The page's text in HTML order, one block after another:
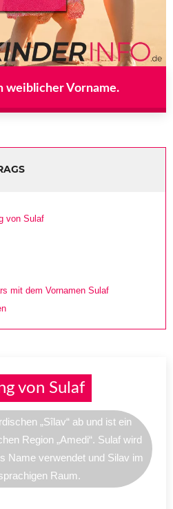
weiblicher Vorname.
von Sulaf
mit dem Vornamen Sulaf
von Sulaf
„Sîlav“ ab und ist ein
Region „Amedi“. Sulaf wird
Name verwendet und Silav im
Raum.